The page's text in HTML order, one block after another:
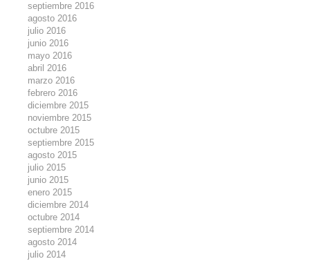
septiembre 2016
agosto 2016
julio 2016
junio 2016
mayo 2016
abril 2016
marzo 2016
febrero 2016
diciembre 2015
noviembre 2015
octubre 2015
septiembre 2015
agosto 2015
julio 2015
junio 2015
enero 2015
diciembre 2014
octubre 2014
septiembre 2014
agosto 2014
julio 2014